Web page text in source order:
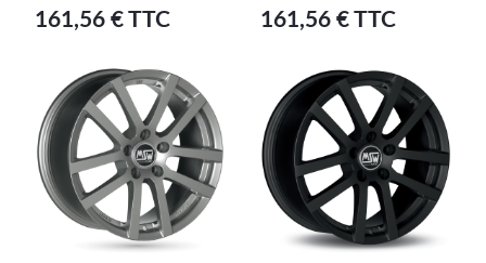
161,56 € TTC 161,56 € TTC